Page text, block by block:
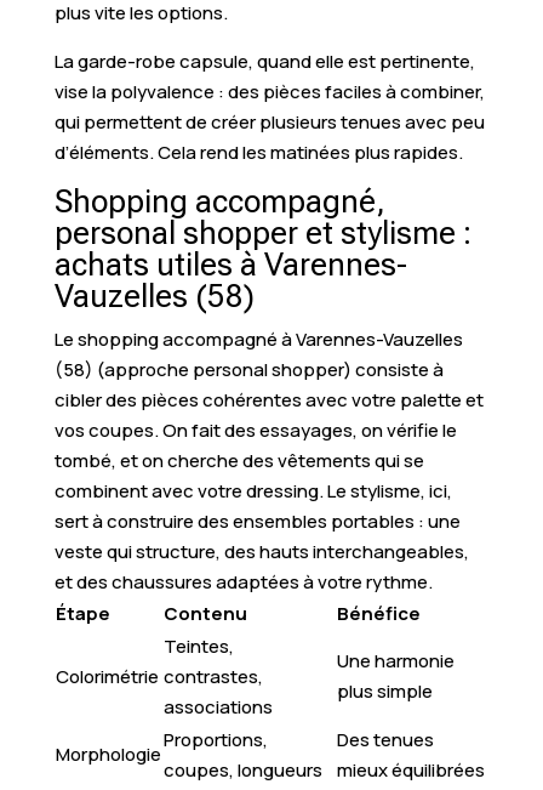
plus vite les options.
La garde-robe capsule, quand elle est pertinente,
vise la polyvalence : des pièces faciles à combiner,
qui permettent de créer plusieurs tenues avec peu
d’éléments. Cela rend les matinées plus rapides.
Shopping accompagné,
personal shopper et stylisme :
achats utiles à Varennes-
Vauzelles (58)
Le shopping accompagné à Varennes-Vauzelles
(58) (approche personal shopper) consiste à
cibler des pièces cohérentes avec votre palette et
vos coupes. On fait des essayages, on vérifie le
tombé, et on cherche des vêtements qui se
combinent avec votre dressing. Le stylisme, ici,
sert à construire des ensembles portables : une
veste qui structure, des hauts interchangeables,
et des chaussures adaptées à votre rythme.
Étape
Contenu Bénéfice
Colorimétrie
Teintes,
contrastes,
associations
Une harmonie
plus simple
Morphologie
Proportions,
coupes, longueurs
Des tenues
mieux équilibrées